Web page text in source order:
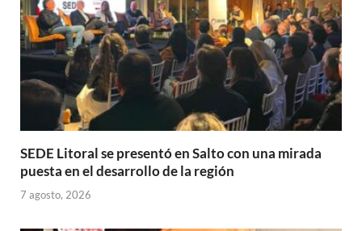
SEDE Litoral se presentó en Salto con una mirada
puesta en el desarrollo de la región
7 agosto, 2026